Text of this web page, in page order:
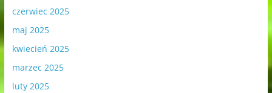
czerwiec 2025
maj 2025
kwiecień 2025
marzec 2025
luty 2025